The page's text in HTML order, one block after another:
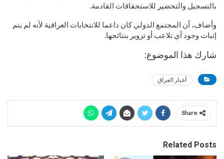
بالتسجيل والتحضير للاستحقاقات القادمة.
وأضاف، أن المجتمع الدولي كان داعما للانتخابات العراقية لأنه لم يتم
إثبات وجود أي تلاعب أو تزوير بنتائجها.
شارك هذا الموضوع:
أخبار العراق
Share
Related Posts